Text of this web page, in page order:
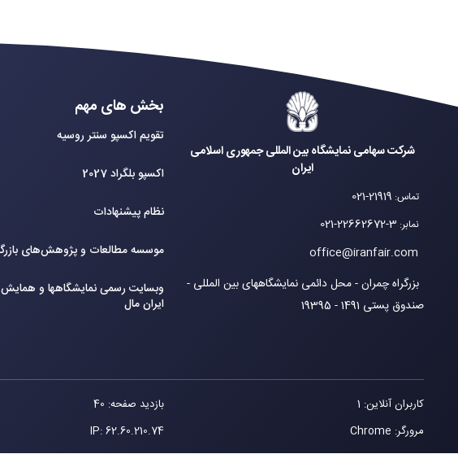
شرکت سهامی نمایشگاه بین المللی جمهوری اسلامی
ایران
تماس:
021-21919
نمابر:
021-22662672-3
office@iranfair.com
بزرگراه چمران - محل دائمی نمایشگاههای بین المللی -
صندوق پستی 1491 - 19395
بخش های مهم
تقویم اکسپو سنتر روسیه
اکسپو بلگراد 2027
نظام پیشنهادات
موسسه مطالعات و پژوهش‌های
وبسایت رسمی نمایشگاهها و همایش
ایران مال
کاربران آنلاین: 1 بازدید صفحه: 40
مرورگر: Chrome
IP:62.60.210.74